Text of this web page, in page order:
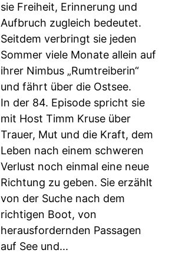
sie Freiheit, Erinnerung und
Aufbruch zugleich bedeutet.
Seitdem verbringt sie jeden
Sommer viele Monate allein auf
ihrer Nimbus „Rumtreiberin“
und fährt über die Ostsee.
In der 84. Episode spricht sie
mit Host Timm Kruse über
Trauer, Mut und die Kraft, dem
Leben nach einem schweren
Verlust noch einmal eine neue
Richtung zu geben. Sie erzählt
von der Suche nach dem
richtigen Boot, von
herausfordernden Passagen
auf See und...